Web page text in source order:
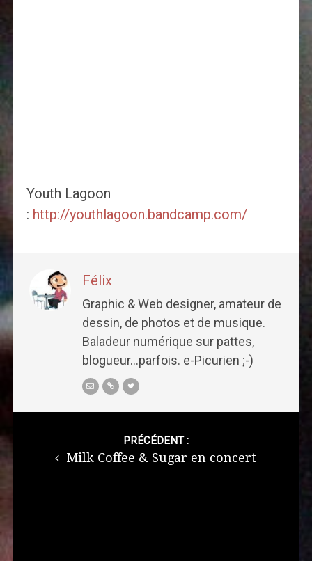
Youth Lagoon
: http://youthlagoon.bandcamp.com/
Félix
Graphic & Web designer, amateur de
dessin, de photos et de musique.
Baladeur numérique sur pattes,
blogueur...parfois. e-Picurien ;-)
PRÉCÉDENT :
Milk Coffee & Sugar en concert